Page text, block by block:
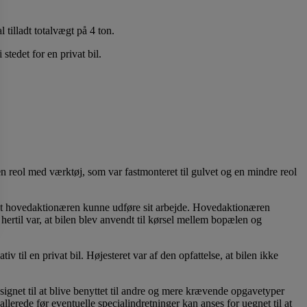
tilladt totalvægt på 4 ton.
stedet for en privat bil.
med værktøj, som var fastmonteret til gulvet og en mindre reol
hovedaktionæren kunne udføre sit arbejde. Hovedaktionæren
var, at bilen blev anvendt til kørsel mellem bopælen og
til en privat bil. Højesteret var af den opfattelse, at bilen ikke
til at blive benyttet til andre og mere krævende opgavetyper
før eventuelle specialindretninger kan anses for uegnet til at